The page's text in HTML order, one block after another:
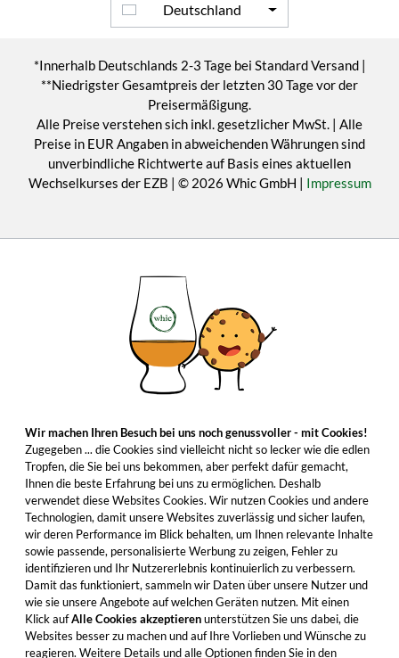
Deutschland
*Innerhalb Deutschlands 2-3 Tage bei Standard Versand |
**Niedrigster Gesamtpreis der letzten 30 Tage vor der
Preisermäßigung.
Alle Preise verstehen sich inkl. gesetzlicher MwSt. | Alle
Preise in EUR Angaben in abweichenden Währungen sind
unverbindliche Richtwerte auf Basis eines aktuellen
Wechselkurses der EZB | © 2026 Whic GmbH | Impressum
Wir machen Ihren Besuch bei uns noch genussvoller - mit Cookies!
Zugegeben ... die Cookies sind vielleicht nicht so lecker wie die edlen
Tropfen, die Sie bei uns bekommen, aber perfekt dafür gemacht,
Ihnen die beste Erfahrung bei uns zu ermöglichen. Deshalb
verwendet diese Websites Cookies. Wir nutzen Cookies und andere
Technologien, damit unsere Websites zuverlässig und sicher laufen,
wir deren Performance im Blick behalten, um Ihnen relevante Inhalte
sowie passende, personalisierte Werbung zu zeigen, Fehler zu
identifizieren und Ihr Nutzererlebnis kontinuierlich zu verbessern.
Damit das funktioniert, sammeln wir Daten über unsere Nutzer und
wie sie unsere Angebote auf welchen Geräten nutzen. Mit einen
Klick aufAlle Cookies akzeptierenunterstützen Sie uns dabei, die
Websites besser zu machen und auf Ihre Vorlieben und Wünsche zu
reagieren. Weitere Details und alle Optionen finden Sie in den